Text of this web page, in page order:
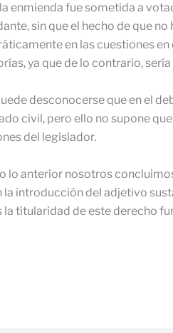
la enmienda fue sometida a
sin que el hecho de que
en las cuestiones
ya que de lo contrario,
desconocerse que en el
civil, pero ello no supone
del legislador.
lo anterior nosotros
la introducción del adjetivo
la titularidad de este derecho